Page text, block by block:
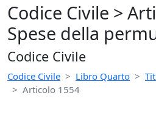
Codice Civile >
Spese della
Codice Civile
Codice Civile Libro Quarto
Articolo 1554